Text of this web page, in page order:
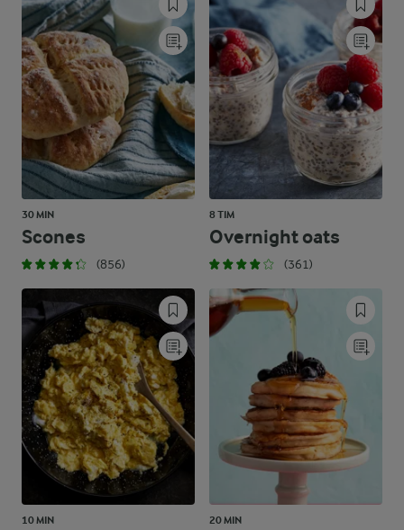
30 MIN
Scones
(856)
8 TIM
Overnight oats
(361)
10 MIN 20 MIN